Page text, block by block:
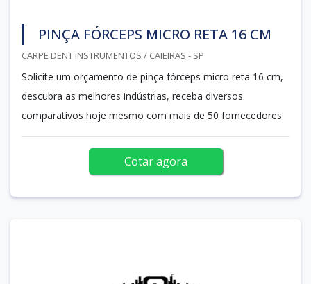
PINÇA FÓRCEPS MICRO RETA 16 CM
CARPE DENT INSTRUMENTOS / CAIEIRAS - SP
Solicite um orçamento de pinça fórceps micro reta 16 cm,
descubra as melhores indústrias, receba diversos
comparativos hoje mesmo com mais de 50 fornecedores
Cotar agora